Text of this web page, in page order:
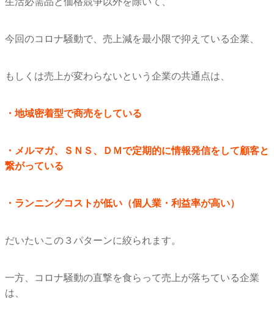
今回のコロナ騒動で、売上減を最小限で抑えている企業、
もしくは売上が変わらないという企業の共通点は、
・地域密着型で商売をしている
・メルマガ、ＳＮＳ、
ＤＭで定期的に情報発信をして顧客と
繋がっている
・ランニングコストが低い（個人業・利益率が高い）
だいたいこの３パターンに絞られます。
一方、コロナ騒動の直撃を食らって売上が落ちている企業
は、